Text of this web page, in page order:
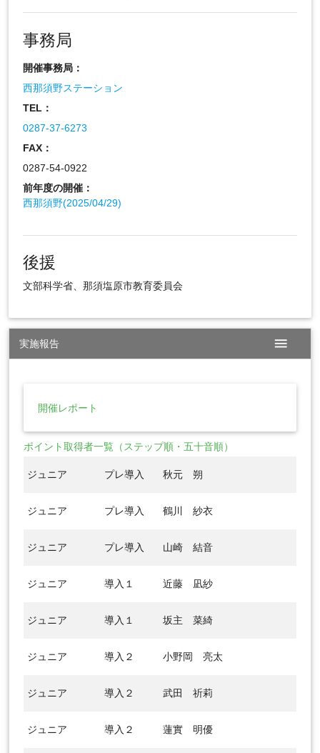
事務局
開催事務局：
西那須野ステーション
TEL：
0287-37-6273
FAX：
0287-54-0922
前年度の開催：
西那須野(2025/04/29)
後援
文部科学省、那須塩原市教育委員会
実施報告 menu
開催レポート
ポイント取得者一覧（ステップ順・五十音順）
ジュニア プレ導入 秋元 朔
ジュニア プレ導入 鶴川 紗衣
ジュニア プレ導入 山崎 結音
ジュニア 導入１ 近藤 凪紗
ジュニア 導入１ 坂主 菜綺
ジュニア 導入２ 小野岡 亮太
ジュニア 導入２ 武田 祈莉
ジュニア 導入２ 蓮實 明優